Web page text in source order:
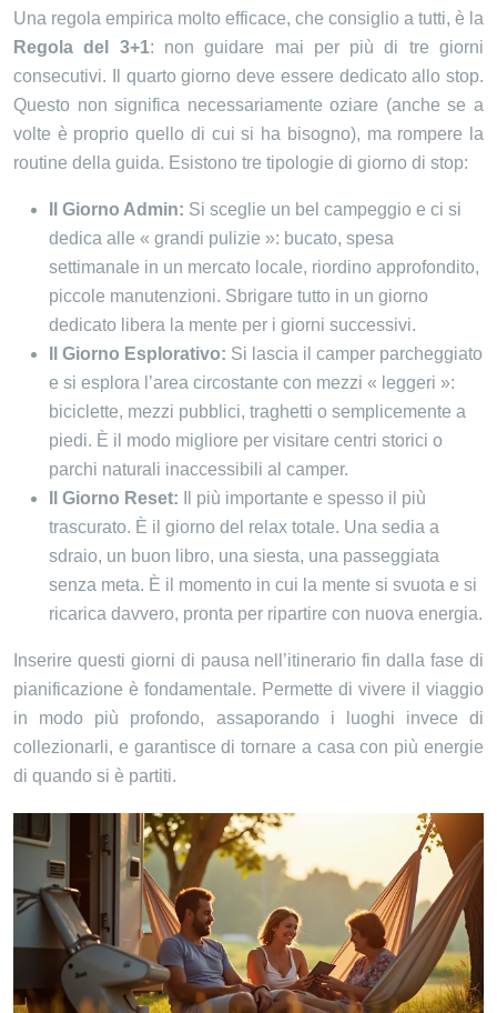
Una regola empirica molto efficace, che consiglio a tutti, è la
Regola del 3+1: non guidare mai per più di tre giorni
consecutivi. Il quarto giorno deve essere dedicato allo stop.
Questo non significa necessariamente oziare (anche se a
volte è proprio quello di cui si ha bisogno), ma rompere la
routine della guida. Esistono tre tipologie di giorno di stop:
Il Giorno Admin: Si sceglie un bel campeggio e ci si
dedica alle « grandi pulizie »: bucato, spesa
settimanale in un mercato locale, riordino approfondito,
piccole manutenzioni. Sbrigare tutto in un giorno
dedicato libera la mente per i giorni successivi.
Il Giorno Esplorativo: Si lascia il camper parcheggiato
e si esplora l’area circostante con mezzi « leggeri »:
biciclette, mezzi pubblici, traghetti o semplicemente a
piedi. È il modo migliore per visitare centri storici o
parchi naturali inaccessibili al camper.
Il Giorno Reset: Il più importante e spesso il più
trascurato. È il giorno del relax totale. Una sedia a
sdraio, un buon libro, una siesta, una passeggiata
senza meta. È il momento in cui la mente si svuota e si
ricarica davvero, pronta per ripartire con nuova energia.
Inserire questi giorni di pausa nell’itinerario fin dalla fase di
pianificazione è fondamentale. Permette di vivere il viaggio
in modo più profondo, assaporando i luoghi invece di
collezionarli, e garantisce di tornare a casa con più energie
di quando si è partiti.